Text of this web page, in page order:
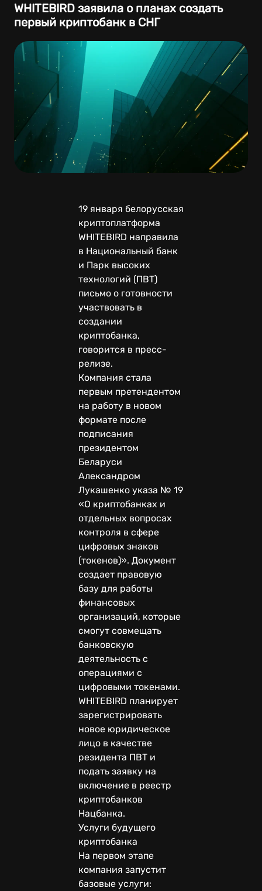
WHITEBIRD заявила о планах создать
первый криптобанк в СНГ
19 января белорусская
криптоплатформа
WHITEBIRD направила
в Национальный банк
и Парк высоких
технологий (ПВТ)
письмо о готовности
участвовать в
создании
криптобанка,
говорится в пресс-
релизе.
Компания стала
первым претендентом
на работу в новом
формате после
подписания
президентом
Беларуси
Александром
Лукашенко указа № 19
«О криптобанках и
отдельных вопросах
контроля в сфере
цифровых знаков
(токенов)». Документ
создает правовую
базу для работы
финансовых
организаций, которые
смогут совмещать
банковскую
деятельность с
операциями с
цифровыми токенами.
WHITEBIRD планирует
зарегистрировать
новое юридическое
лицо в качестве
резидента ПВТ и
подать заявку на
включение в реестр
криптобанков
Нацбанка.
Услуги будущего
криптобанка
На первом этапе
компания запустит
базовые услуги: